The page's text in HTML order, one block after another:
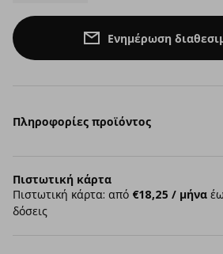
Ενημέρωση
Πληροφορίες προϊόντος
Πιστωτική κάρτα
Πιστωτική κάρτα: από €18,25 / μήνα
δόσεις